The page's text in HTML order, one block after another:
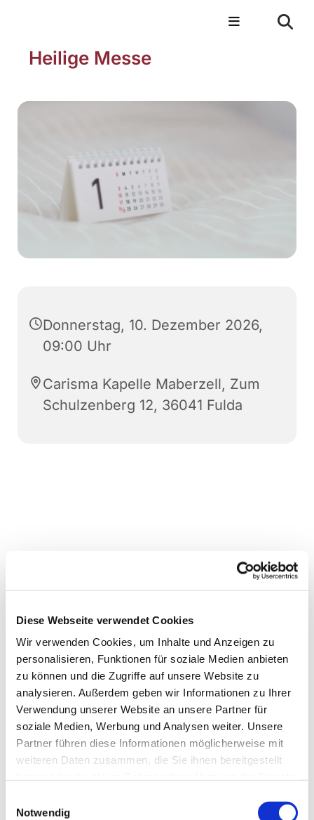
Diese Webseite verwendet Cookies
Wir verwenden Cookies, um Inhalte und Anzeigen zu
personalisieren, Funktionen für soziale Medien anbieten
zu können und die Zugriffe auf unsere Website zu
analysieren. Außerdem geben wir Informationen zu Ihrer
Verwendung unserer Website an unsere Partner für
soziale Medien, Werbung und Analysen weiter. Unsere
Partner führen diese Informationen möglicherweise mit
weiteren Daten zusammen, die Sie ihnen bereitgestellt
Notwendig
Heilige Messe
Donnerstag, 10. Dezember 2026,
09:00 Uhr
Carisma Kapelle Maberzell, Zum
Schulzenberg 12, 36041 Fulda
Dies könnte Sie auch
interessieren